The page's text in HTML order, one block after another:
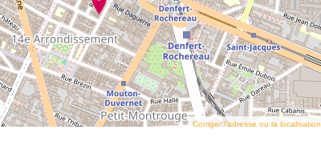
Corriger l’adresse ou la localisation